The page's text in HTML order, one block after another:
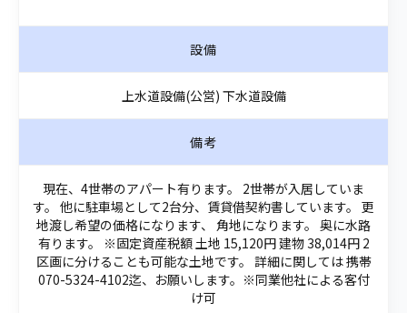
設備
上水道設備(公営) 下水道設備
備考
現在、4世帯のアパート有ります。 2世帯が入居していま
す。 他に駐車場として2台分、賃貸借契約書しています。 更
地渡し希望の価格になります、 角地になります。 奥に水路
有ります。 ※固定資産税額 土地 15,120円 建物 38,014円 2
区画に分けることも可能な土地です。 詳細に関しては 携帯
070-5324-4102迄、お願いします。※同業他社による客付
け可